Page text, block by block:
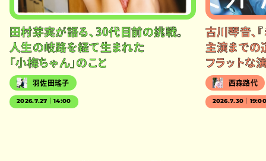
田村芽実が語る、30代目前の挑戦。
人生の岐路を経て生まれた
「小梅ちゃん」のこと
羽佐田瑤子
2026.7.27｜14:00
古川琴音、
主演までの
フラットな
西森路代
2026.7.30｜